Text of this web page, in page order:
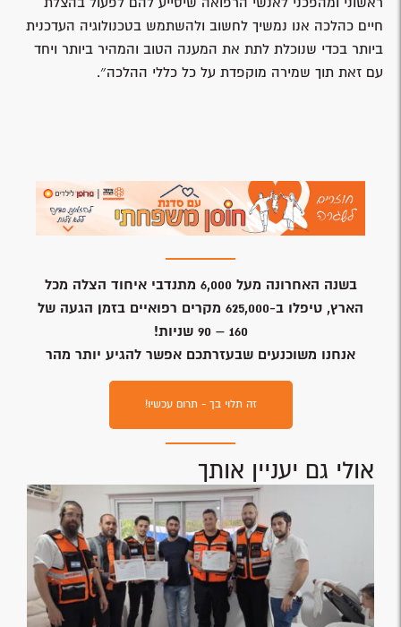
חיים כהלכה אנו נמשיך לחשוב ולהשתמש בטכנולוגיה העדכנית
ביותר בכדי שנוכלת לתת את המענה הטוב והמהיר ביותר ויחד
עם זאת תוך שמירה מוקפדת על כל כללי ההלכה״.
בשנה האחרונה מעל 6,000 מתנדבי איחוד הצלה מכל
הארץ, טיפלו ב-625,000 מקרים רפואיים בזמן הגעה של
160 – 90 שניות!
אנחנו משוכנעים שבעזרתכם אפשר להגיע יותר מהר
זה תלוי בך - תרום עכשיו!
אולי גם יעניין אותך